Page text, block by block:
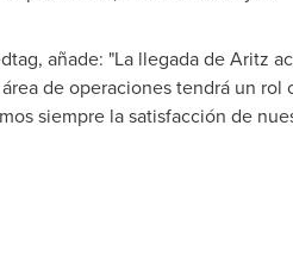
añade: "La llegada de Aritz
de operaciones tendrá un
siempre la satisfacción de